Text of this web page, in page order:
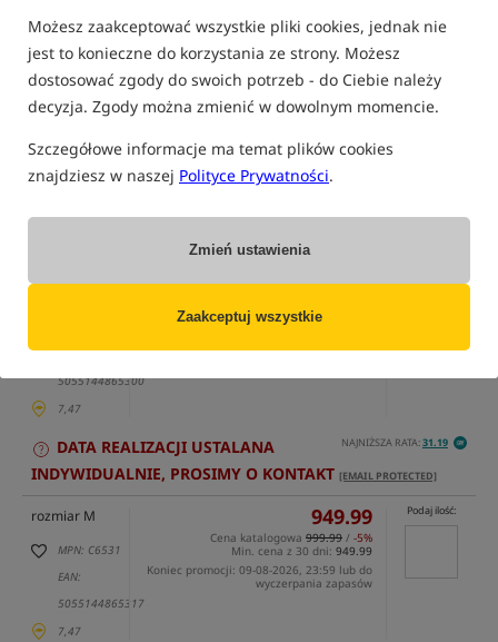
Możesz zaakceptować wszystkie pliki cookies, jednak nie
jest to konieczne do korzystania ze strony. Możesz
dostosować zgody do swoich potrzeb - do Ciebie należy
decyzja. Zgody można zmienić w dowolnym momencie.
Szczegółowe informacje ma temat plików cookies
znajdziesz w naszej Polityce Prywatności.
Zmień ustawienia
Zaakceptuj wszystkie
tylko produkty na"naszym magazynie"
Cena PLN
EAN:
5055144865300
7,47
Cena katalogowa999.99
Min. cena z 30 dni:
Koniec promocji: 09-08-2026, 23:59 lub do
Podaj ilość:
NAJNIŻSZA RATA:31.19
DATA REALIZACJI USTALANA
INDYWIDUALNIE, PROSIMY O KONTAKT [EMAIL PROTECTED]
rozmiar M
MPN: C6531
EAN:
5055144865317
7,47
949.99
Cena katalogowa 999.99 / -5%
Min. cena z 30 dni: 949.99
Koniec promocji: 09-08-2026, 23:59 lub do
wyczerpania zapasów
Podaj ilość: